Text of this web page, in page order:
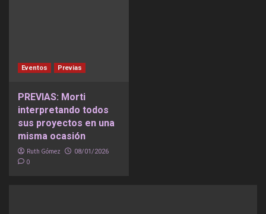
Eventos Previas
PREVIAS: Morti
interpretando todos
sus proyectos en una
misma ocasión
Ruth Gómez 08/01/2026
0